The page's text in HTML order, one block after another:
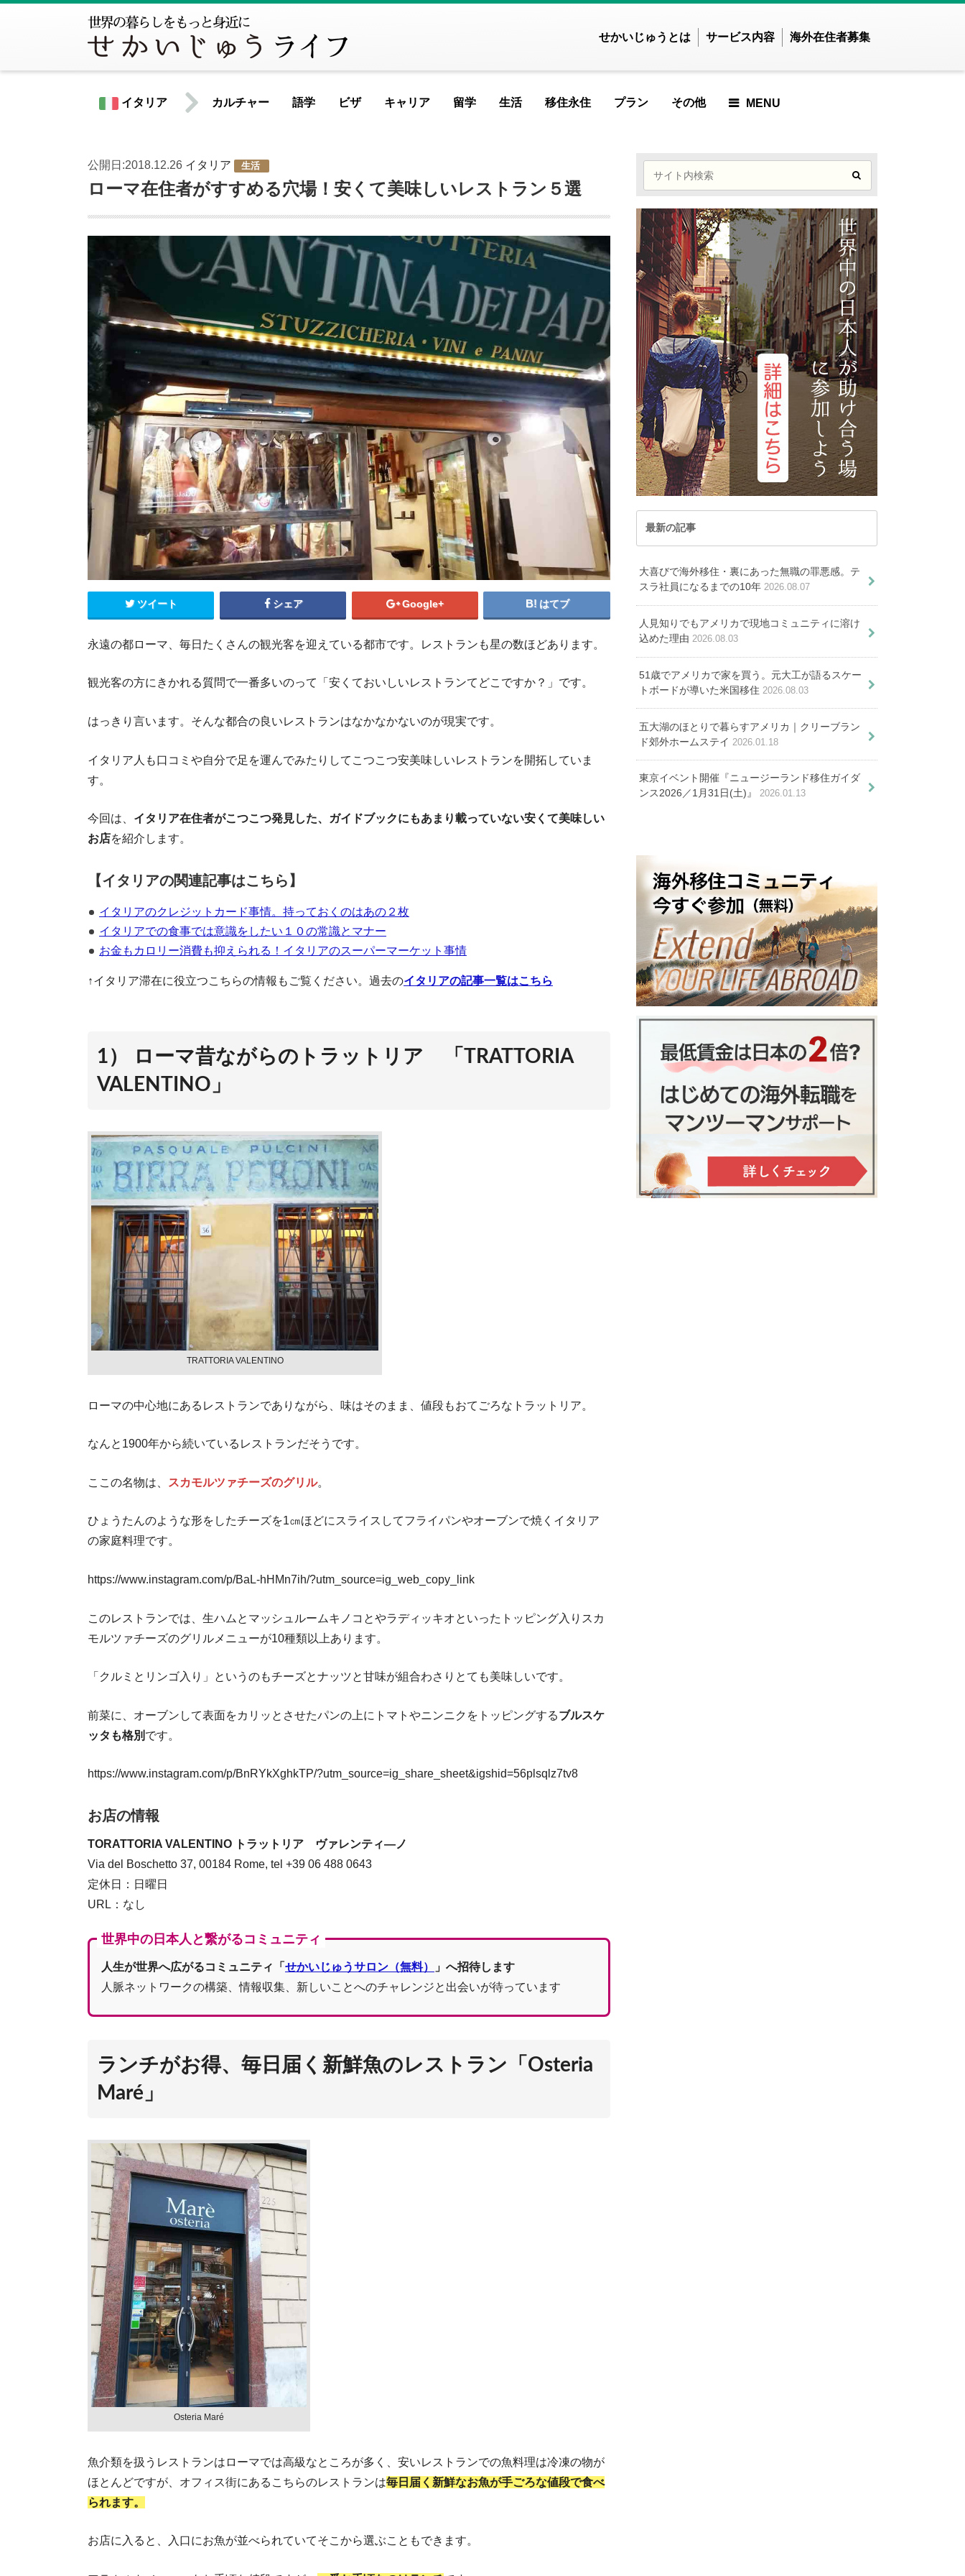
せかいじゅうとは サービス内容 海外在住者募集
イタリア
世界共通情報
北米
アメリカ合衆国 カナダ
中南米
アルゼンチン
エクアドル
キューバ
グアテマラ
コスタリカ
コロンビア
セントルシア
チリ
ドミニカ共和国
ニカラグア
ハイチ
パナマ
パラグアイ
ブラジル
ベネズエラ
ペルー
ボリビア
メキシコ
アイスランド アイルランド
アルメニア
イギリス
イタリア
ウクライナ
オランダ
オーストリア
ギリシャ
クロアチア
ジョージア
スイス
スウェーデン
スペイン
スロベニア
セルビア
チェコ
デンマーク
ノルウェー
ハンガリー
フィンランド
フランス
ブルガリア
ベラルーシ
ベルギー
ポルトガル
ポーランド
マケドニア共和国
マルタ共和国
ラトビア
リトアニア
ルクセンブルク
ルーマニア
中東/アフリカ
アラブ首長国連邦 アルジェリア
エジプト
カタール
サウジアラビア
セネガル
トルコ
ベナン共和国
モザンビーク
ウズベキスタン
カンボジア
シンガポール
スリランカ
タイ
ネパール
バングラデシュ
パキスタン
フィジー共和国
フィリピン
ベトナム
マカオ
マレーシア
ミャンマー
モルディブ共和国
ラオス
中国
韓国
オセアニア
オーストラリア
トンガ
ニュージーランド
パラオ共和国
その他
FEATURED ARTICLE
でした
MOST VIEWED
ARTICLE
記事が見つかりません
でした
PICKUP ARTICLE
夢だった音楽留学へ―イタ
リア渡航直後は多くの困難
と戦う日々ー
豪華で子供は無料！おすす
めの地中海・北欧クルーズ
プラン
FEATURED ARTICLE
MOST VIEWED ARTICLE
記事が見つかりませんでした
PICKUP ARTICLE
イタリア在住の日本人宅へホームス
南イタリア・サレルノでのホームス
テイ滞在先を提供します
移住永住
FEATURED ARTICLE
MOST VIEWED ARTICLE
記事が見つかりませんでした
PICKUP ARTICLE
イタリア移住をおすすめしたい９つの大きな
さと実際
イタリア・ベローナで暮らす魅力。シェイク
スピアとオペラの街とは
語学
記事が見つかりませんでした
MOST VIEWED ARTICLE
記事が見つかりませんでした
PICKUP ARTICLE
会話がペラペラに！イタリア語の日常会話フレーズ７０選
ビザ
FEATURED ARTICLE
記事が見つかりませんでした
MOST VIEWED ARTICLE
記事が見つかりませんでした
PICKUP ARTICLE
イタリアの永住権を得ること～主な３つのルートと申請手順～
イタリアの滞在許可証申請方法を詳しく解説します
留学
FEATURED ARTICLE
記事が見つかりませんでした
MOST VIEWED ARTICLE
記事が見つかりませんでした
PICKUP ARTICLE
キャンパスがない？ベネチア・カフォスカリ大学留学の方
法と面白い特徴
行ったら絶対好きになる！？イタリア留学６つの魅力
イタリア留学で最初に知るべき４つの知識
キャリア
FEATURED ARTICLE
記事が見つかりませんでした
MOST VIEWED ARTICLE
記事が見つかりませんでした
PICKUP ARTICLE
イタリアで就職！仕事探しの前に知るべき７つの話（給与事情や職種
など）
失業率の高いイタリアでフリーランスで成功！やるべきことリスト
イタリア人の平均年収を公開！お給料事情と働き方の違いも解説
生活
FEATURED ARTICLE
記事が見つかりませんでした
MOST VIEWED ARTICLE
記事が見つかりませんでした
PICKUP ARTICLE
ローマでオススメしたい日本食料理レストラン７選
フィレンツェの治安と危険な場所とは？滞在前に気
をつけたい２つのポイント
カルチャー
記事が見つかりませんでした
MOST VIEWED ARTICLE
記事が見つかりませんでした
PICKUP ARTICLE
【日本人が知らない】イタリアの食文化と隠れたルール。朝昼夕食を紹介
イタリア人の性格や特徴とは？上手にやっていくコツ(日常生活編)
スローフードの国イタリア、ライフスタイルとマッチする食事情
MENU
公開日:2018.12.26 イタリア 生活
ローマ在住者がすすめる穴場！安くて美味しいレストラン５選
ツイート シェア Google+ はてブ
永遠の都ローマ、毎日たくさんの観光客を迎えている都市です。レストランも星の数ほどあります。
観光客の方にきかれる質問で一番多いのって「安くておいしいレストランてどこですか？」です。
はっきり言います。そんな都合の良いレストランはなかなかないのが現実です。
イタリア人も口コミや自分で足を運んでみたりしてこつこつ安美味しいレストランを開拓していま
す。
今回は、 イタリア在住者がこつこつ発見した、ガイドブックにもあまり載っていない安くて美味しい
お店を紹介します。
【イタリアの関連記事はこちら】
イタリアのクレジットカード事情。持っておくのはあの２枚
イタリアでの食事では意識をしたい１０の常識とマナー
お金もカロリー消費も抑えられる！イタリアのスーパーマーケット事情
↑イタリア滞在に役立つこちらの情報もご覧ください。過去のイタリアの記事一覧はこちら
1） ローマ昔ながらのトラットリア 「TRATTORIA
VALENTINO」
TRATTORIA VALENTINO
ローマの中心地にあるレストランでありながら、味はそのまま、値段もおてごろなトラットリア。
なんと1900年から続いているレストランだそうです。
ここの名物は、 スカモルツァチーズのグリル。
ひょうたんのような形をしたチーズを1㎝ほどにスライスしてフライパンやオーブンで焼くイタリア
の家庭料理です。
https://www.instagram.com/p/BaL-hHMn7ih/?utm_source=ig_web_copy_link
このレストランでは、生ハムとマッシュルームキノコとやラディッキオといったトッピング入りスカ
モルツァチーズのグリルメニューが10種類以上あります。
「クルミとリンゴ入り」というのもチーズとナッツと甘味が組合わさりとても美味しいです。
前菜に、オーブンして表面をカリッとさせたパンの上にトマトやニンニクをトッピングするブルスケ
ッタも格別 です。
https://www.instagram.com/p/BnRYkXghkTP/?utm_source=ig_share_sheet&igshid=56plsqlz7tv8
お店の情報
TORATTORIA VALENTINO トラットリア ヴァレンティ―ノ
Via del Boschetto 37, 00184 Rome, tel +39 06 488 0643
定休日：日曜日
URL：なし
世界中の日本人と繋がるコミュニティ
人生が世界へ広がるコミュニティ「 せかいじゅうサロン（無料）
」へ招待します
人脈ネットワークの構築、情報収集、新しいことへのチャレンジと出会いが待っています
ランチがお得、毎日届く新鮮魚のレストラン「Osteria
Maré」
Osteria Maré
魚介類を扱うレストランはローマでは高級なところが多く、安いレストランでの魚料理は冷凍の物が
ほとんどですが、オフィス街にあるこちらのレストランは毎日届く新鮮なお魚が手ごろな値段で食べ
られます。
お店に入ると、入口にお魚が並べられていてそこから選ぶこともできます。
最新の記事
大喜びで海外移住・裏にあった無職の罪悪感。テ
スラ社員になるまでの10年 2026.08.07
人見知りでもアメリカで現地コミュニティに溶け
込めた理由 2026.08.03
51歳でアメリカで家を買う。元大工が語るスケー
トボードが導いた米国移住 2026.08.03
五大湖のほとりで暮らすアメリカ｜クリーブラン
ド郊外ホームステイ 2026.01.18
東京イベント開催『ニュージーランド移住ガイダ
ンス2026／1月31日(土)』
2026.01.13